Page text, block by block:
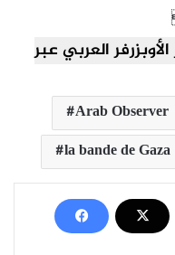
Arab Observer
la bande de Gaza